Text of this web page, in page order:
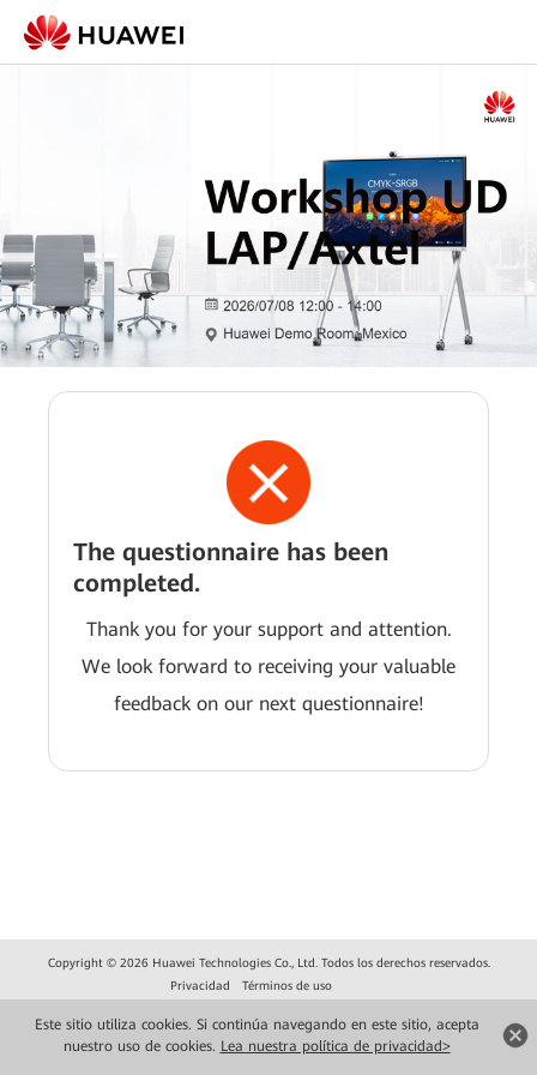
Este sitio utiliza cookies. Si continúa navegando en este sitio, acepta
nuestro uso de cookies. Lea nuestra política de privacidad>
The questionnaire has been
completed.
Thank you for your support and attention.
We look forward to receiving your valuable
feedback on our next questionnaire!
Copyright © 2026 Huawei Technologies Co., Ltd. Todos los derechos reservados.
Privacidad
Términos de uso